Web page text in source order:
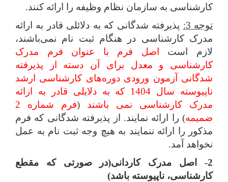
کارشناسی به سازمان نظام وظیفه را ارائه کنند.
توجه 3:
پذیرفته شدگانی که به دلائلی قادر به ارائه
مدرک کارشناسی در هنگام ثبت نام نمی‌باشند،
لازم است
اصل فرم با عنوان فرم مدرک
کارشناسی و معدل برای آن دسته از پذیرفته
شدگانی آزمون ورودی دوره‌های کارشناسی ارشد
ناپیوسته سال 1404 که به دلایلی قادر به ارائه
مدرک کارشناسی نمی باشند (
فرم شماره 2
ضمیمه) را ارائه نمایند. از پذیرفته شدگانی که فرم
مذکور را ارائه ننمایند به هیچ وجه ثبت نام به عمل
نخواهد آمد.
2- اصل مدرک کاردانی(در صورتی که مقطع
کارشناسی، ناپیوسته باشد)